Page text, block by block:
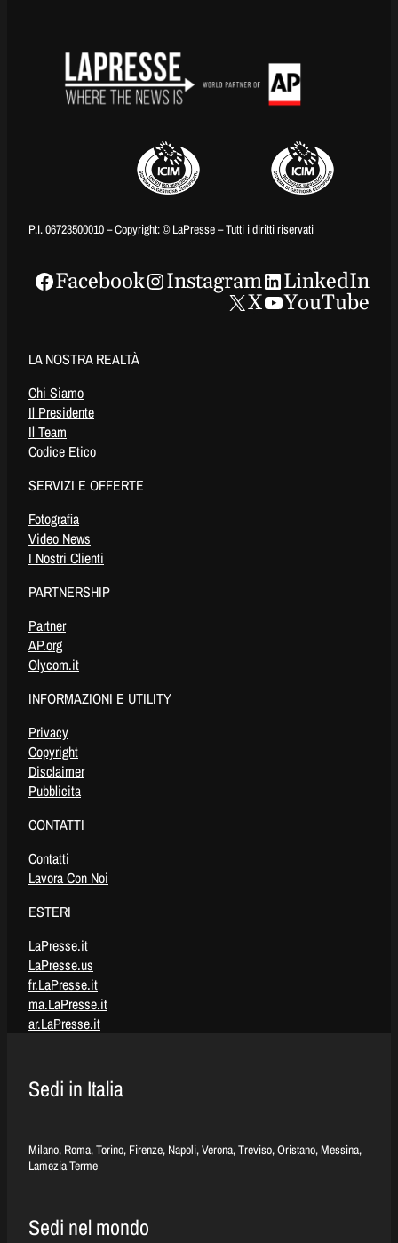
P.I. 06723500010 – Copyright: © LaPresse – Tutti i diritti riservati
Facebook Instagram
LinkedIn
X
YouTube
LA NOSTRA REALTÀ
Chi Siamo
Il Presidente
Il Team
Codice Etico
SERVIZI E OFFERTE
Fotografia
Video News
I Nostri Clienti
PARTNERSHIP
Partner
AP.org
Olycom.it
INFORMAZIONI E UTILITY
Privacy
Copyright
Disclaimer
Pubblicita
CONTATTI
Contatti
Lavora Con Noi
ESTERI
LaPresse.it
LaPresse.us
fr.LaPresse.it
ma.LaPresse.it
ar.LaPresse.it
Sedi in Italia
Milano, Roma, Torino, Firenze, Napoli, Verona, Treviso, Oristano, Messina,
Lamezia Terme
Sedi nel mondo